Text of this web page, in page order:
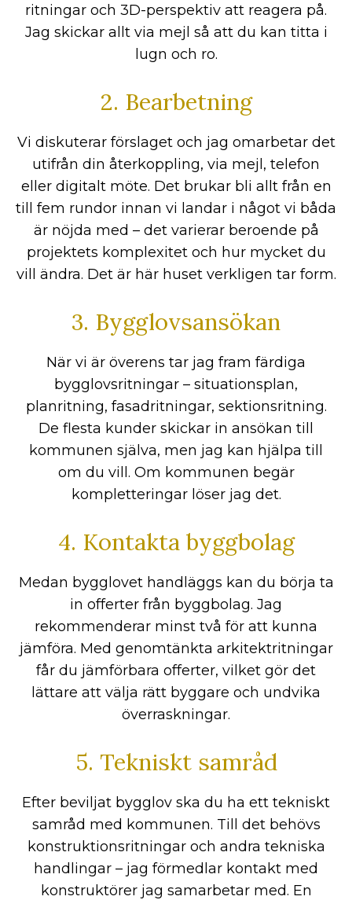
ritningar och 3D-perspektiv att reagera på.
Jag skickar allt via mejl så att du kan titta i
lugn och ro.
2. Bearbetning
Vi diskuterar förslaget och jag omarbetar det
utifrån din återkoppling, via mejl, telefon
eller digitalt möte. Det brukar bli allt från en
till fem rundor innan vi landar i något vi båda
är nöjda med – det varierar beroende på
projektets komplexitet och hur mycket du
vill ändra. Det är här huset verkligen tar form.
3. Bygglovsansökan
När vi är överens tar jag fram färdiga
bygglovsritningar – situationsplan,
planritning, fasadritningar, sektionsritning.
De flesta kunder skickar in ansökan till
kommunen själva, men jag kan hjälpa till
om du vill. Om kommunen begär
kompletteringar löser jag det.
4. Kontakta byggbolag
Medan bygglovet handläggs kan du börja ta
in offerter från byggbolag. Jag
rekommenderar minst två för att kunna
jämföra. Med genomtänkta arkitektritningar
får du jämförbara offerter, vilket gör det
lättare att välja rätt byggare och undvika
överraskningar.
5. Tekniskt samråd
Efter beviljat bygglov ska du ha ett tekniskt
samråd med kommunen. Till det behövs
konstruktionsritningar och andra tekniska
handlingar – jag förmedlar kontakt med
konstruktörer jag samarbetar med. En